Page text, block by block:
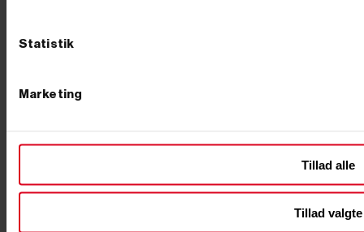
Statistik
Marketing
Tillad alle
Tillad valgte
brug. Det gør dem til et trygt valg, også for dig, der
PRIMUSDANMARK Hos PrimusDanmark har vi
på en hverdag, sender vi den samme dag, så du hurtigt
kan komme i gang. Som en ekstra service tilbyder vi
også klargøring. Her skal du blot tilkøbe ”Klargøring”
under selve produktet, og så samler vi brændekløveren